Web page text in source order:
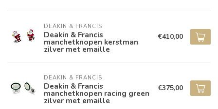
DEAKIN & FRANCIS
Deakin & Francis
manchetknopen kerstman
zilver met emaille
€410,00
DEAKIN & FRANCIS
Deakin & Francis
manchetknopen racing green
zilver met emaille
€375,00